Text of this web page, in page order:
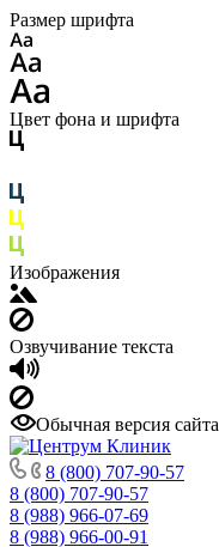
Размер шрифта
Цвет фона и шрифта
Изображения
Озвучивание текста
Обычная версия сайта
8 (800) 707-90-57
8 (800) 707-90-57
8 (988) 966-07-69
8 (988) 966-00-91